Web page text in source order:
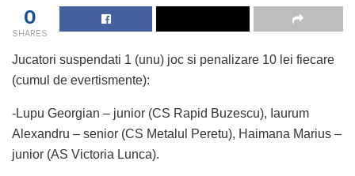
0
SHARES
Jucatori suspendati 1 (unu) joc si penalizare 10 lei fiecare
(cumul de evertismente):
-Lupu Georgian – junior (CS Rapid Buzescu), Iaurum
Alexandru – senior (CS Metalul Peretu), Haimana Marius –
junior (AS Victoria Lunca).